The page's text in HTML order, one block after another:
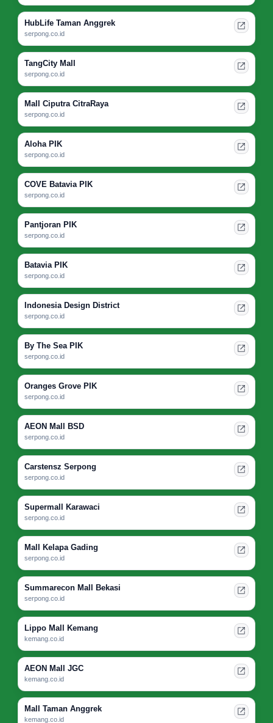
HubLife Taman Anggrek
serpong.co.id
TangCity Mall
serpong.co.id
Mall Ciputra CitraRaya
serpong.co.id
Aloha PIK
serpong.co.id
COVE Batavia PIK
serpong.co.id
Pantjoran PIK
serpong.co.id
Batavia PIK
serpong.co.id
Indonesia Design District
serpong.co.id
By The Sea PIK
serpong.co.id
Oranges Grove PIK
serpong.co.id
AEON Mall BSD
serpong.co.id
Carstensz Serpong
serpong.co.id
Supermall Karawaci
serpong.co.id
Mall Kelapa Gading
serpong.co.id
Summarecon Mall Bekasi
serpong.co.id
Lippo Mall Kemang
kemang.co.id
AEON Mall JGC
kemang.co.id
Mall Taman Anggrek
kemang.co.id